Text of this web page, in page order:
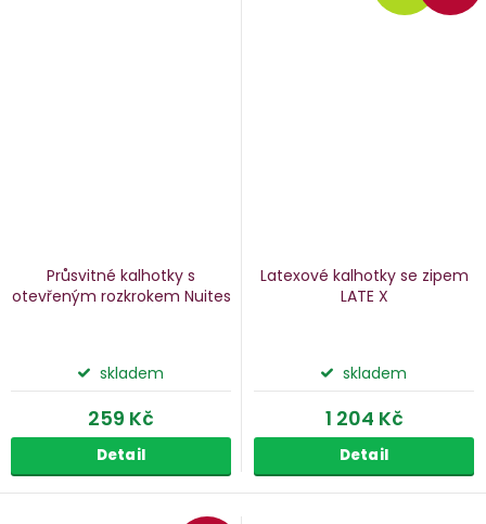
Průsvitné kalhotky s
otevřeným rozkrokem Nuites
skladem
259 Kč
Detail
Latexové kalhotky se zipem
LATE X
skladem
1 204 Kč
Detail